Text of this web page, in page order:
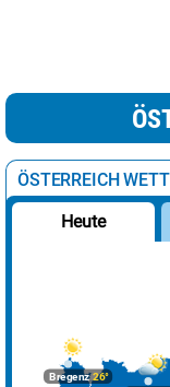
ÖSTERREICH
Heute
Bregenz26°